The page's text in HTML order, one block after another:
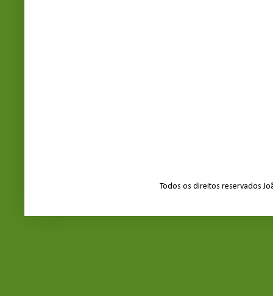
Todos os direitos reservados